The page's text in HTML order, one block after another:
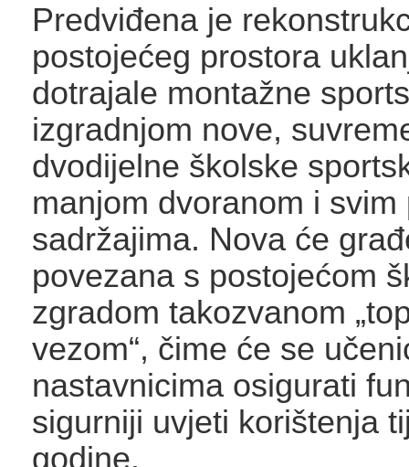
Predviđena je
postojećeg prostora
dotrajale montažne
izgradnjom nove,
dvodijelne školske
manjom dvoranom i svim
sadržajima. Nova će
povezana s postojećom
zgradom takozvanom
vezom“, čime će se
nastavnicima osigurati
sigurniji uvjeti korištenja
godine.